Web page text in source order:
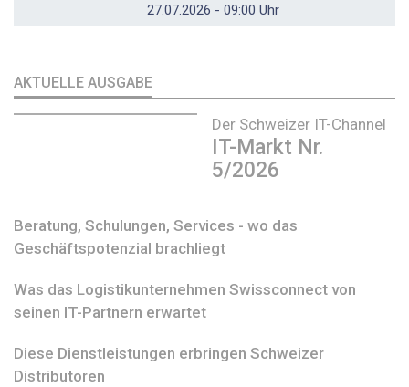
27.07.2026 - 09:00 Uhr
AKTUELLE AUSGABE
Der Schweizer IT-Channel
IT-Markt Nr.
5/2026
Beratung, Schulungen, Services - wo das
Geschäftspotenzial brachliegt
Was das Logistikunternehmen Swissconnect von
seinen IT-Partnern erwartet
Diese Dienstleistungen erbringen Schweizer
Distributoren